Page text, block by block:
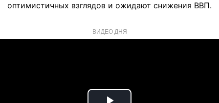
оптимистичных взглядов и ожидают снижения ВВП.
ВИДЕО ДНЯ